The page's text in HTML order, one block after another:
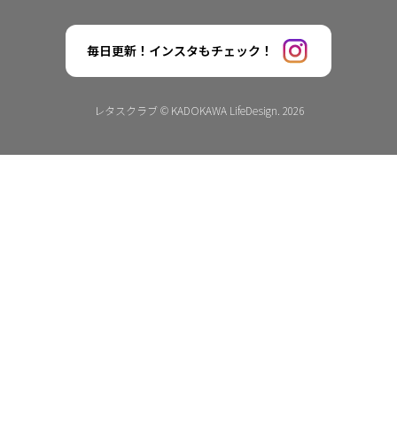
毎日更新！インスタもチェック！
レタスクラブ © KADOKAWA LifeDesign. 2026